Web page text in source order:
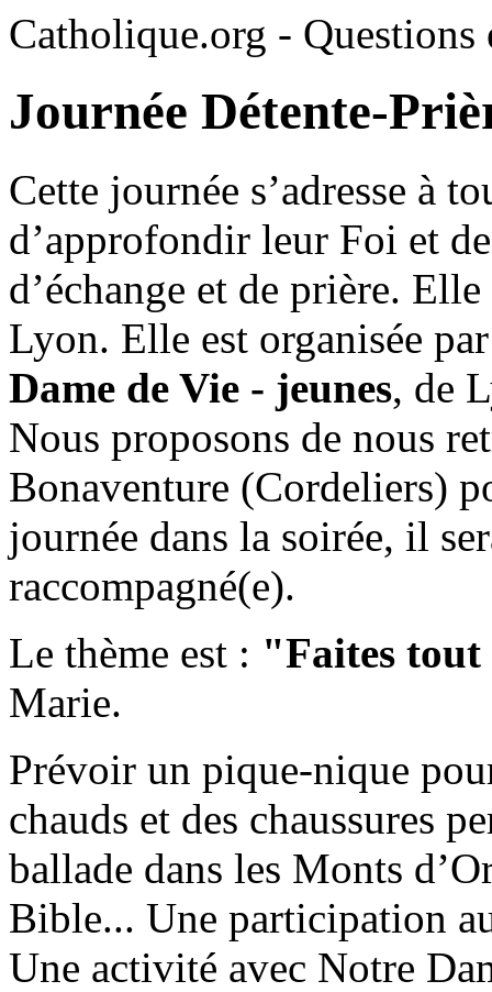
Catholique.org - Questions
Journée Détente-
Cette journée s’adresse à
d’approfondir leur Foi et
d’échange et de prière.
Lyon. Elle est organisée
Dame de Vie - jeunes, de
Nous proposons de nous
Bonaventure (Cordeliers)
journée dans la soirée, il
raccompagné(e).
Le thème est : "Faites tout
Marie.
Prévoir un pique-nique
chauds et des chaussures
ballade dans les Monts
Bible... Une participation
Une activité avec Notre